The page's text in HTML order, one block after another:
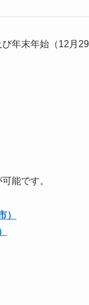
年末年始（12月
能です。
）